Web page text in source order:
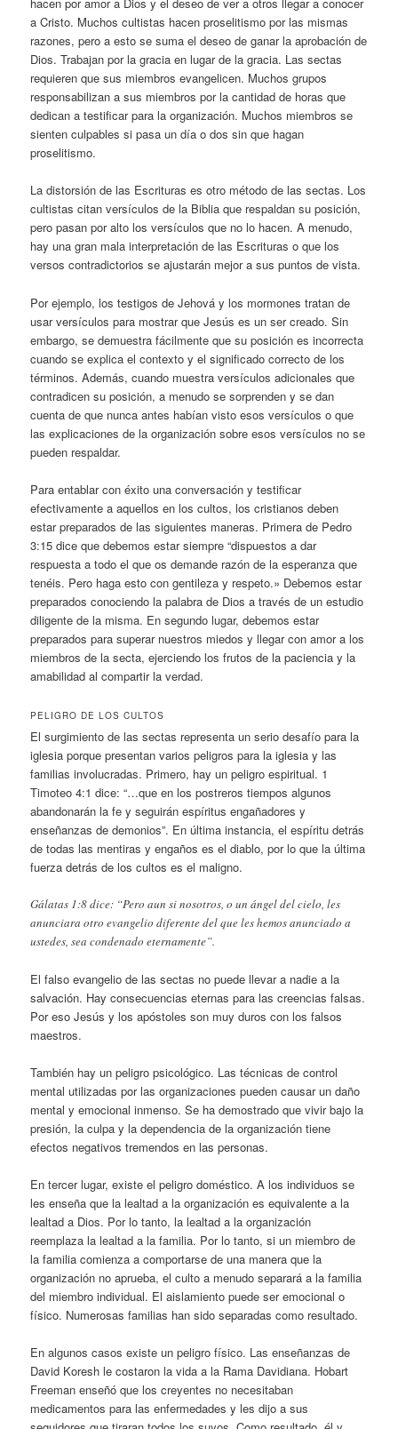
hacen por amor a Dios y el deseo de ver a otros llegar a conocer
a Cristo. Muchos cultistas hacen proselitismo por las mismas
razones, pero a esto se suma el deseo de ganar la aprobación de
Dios. Trabajan por la gracia en lugar de la gracia. Las sectas
requieren que sus miembros evangelicen. Muchos grupos
responsabilizan a sus miembros por la cantidad de horas que
dedican a testificar para la organización. Muchos miembros se
sienten culpables si pasa un día o dos sin que hagan
proselitismo.
La distorsión de las Escrituras es otro método de las sectas. Los
cultistas citan versículos de la Biblia que respaldan su posición,
pero pasan por alto los versículos que no lo hacen. A menudo,
hay una gran mala interpretación de las Escrituras o que los
versos contradictorios se ajustarán mejor a sus puntos de vista.
Por ejemplo, los testigos de Jehová y los mormones tratan de
usar versículos para mostrar que Jesús es un ser creado. Sin
embargo, se demuestra fácilmente que su posición es incorrecta
cuando se explica el contexto y el significado correcto de los
términos. Además, cuando muestra versículos adicionales que
contradicen su posición, a menudo se sorprenden y se dan
cuenta de que nunca antes habían visto esos versículos o que
las explicaciones de la organización sobre esos versículos no se
pueden respaldar.
Para entablar con éxito una conversación y testificar
efectivamente a aquellos en los cultos, los cristianos deben
estar preparados de las siguientes maneras. Primera de Pedro
3:15 dice que debemos estar siempre “dispuestos a dar
respuesta a todo el que os demande razón de la esperanza que
tenéis. Pero haga esto con gentileza y respeto.» Debemos estar
preparados conociendo la palabra de Dios a través de un estudio
diligente de la misma. En segundo lugar, debemos estar
preparados para superar nuestros miedos y llegar con amor a los
miembros de la secta, ejerciendo los frutos de la paciencia y la
amabilidad al compartir la verdad.
PELIGRO DE LOS CULTOS
El surgimiento de las sectas representa un serio desafío para la
iglesia porque presentan varios peligros para la iglesia y las
familias involucradas. Primero, hay un peligro espiritual. 1
Timoteo 4:1 dice: “…que en los postreros tiempos algunos
abandonarán la fe y seguirán espíritus engañadores y
enseñanzas de demonios”. En última instancia, el espíritu detrás
de todas las mentiras y engaños es el diablo, por lo que la última
fuerza detrás de los cultos es el maligno.
Gálatas 1:8 dice: “Pero aun si nosotros, o un ángel del cielo, les
anunciara otro evangelio diferente del que les hemos anunciado a
ustedes, sea condenado eternamente”.
El falso evangelio de las sectas no puede llevar a nadie a la
salvación. Hay consecuencias eternas para las creencias falsas.
Por eso Jesús y los apóstoles son muy duros con los falsos
maestros.
También hay un peligro psicológico. Las técnicas de control
mental utilizadas por las organizaciones pueden causar un daño
mental y emocional inmenso. Se ha demostrado que vivir bajo la
presión, la culpa y la dependencia de la organización tiene
efectos negativos tremendos en las personas.
En tercer lugar, existe el peligro doméstico. A los individuos se
les enseña que la lealtad a la organización es equivalente a la
lealtad a Dios. Por lo tanto, la lealtad a la organización
reemplaza la lealtad a la familia. Por lo tanto, si un miembro de
la familia comienza a comportarse de una manera que la
organización no aprueba, el culto a menudo separará a la familia
del miembro individual. El aislamiento puede ser emocional o
físico. Numerosas familias han sido separadas como resultado.
En algunos casos existe un peligro físico. Las enseñanzas de
David Koresh le costaron la vida a la Rama Davidiana. Hobart
Freeman enseñó que los creyentes no necesitaban
medicamentos para las enfermedades y les dijo a sus